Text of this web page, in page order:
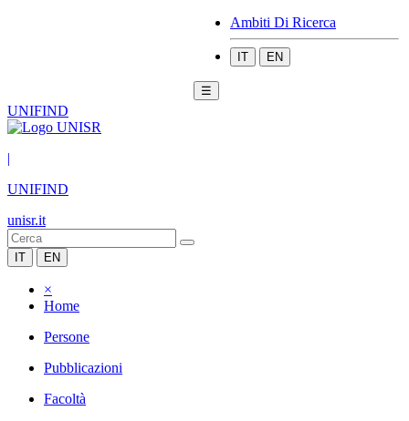
Ambiti Di Ricerca
IT EN
☰
UNIFIND
|
UNIFIND
unisr.it
IT EN
×
Home
Persone
Pubblicazioni
Facoltà